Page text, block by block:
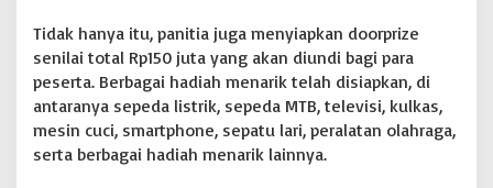
Tidak hanya itu, panitia juga menyiapkan doorprize
senilai total Rp150 juta yang akan diundi bagi para
peserta. Berbagai hadiah menarik telah disiapkan, di
antaranya sepeda listrik, sepeda MTB, televisi, kulkas,
mesin cuci, smartphone, sepatu lari, peralatan olahraga,
serta berbagai hadiah menarik lainnya.